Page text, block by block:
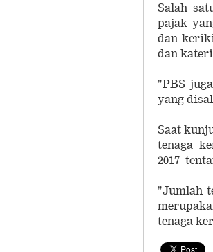
Salah
pajak
dan
dan
"PBS
yang
Saat
tenaga
2017
"Jumlah
tenaga